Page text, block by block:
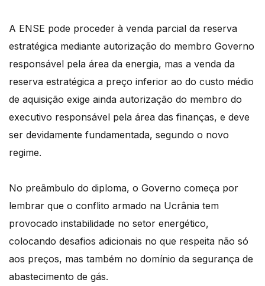
A ENSE pode proceder à venda parcial da reserva
estratégica mediante autorização do membro Governo
responsável pela área da energia, mas a venda da
reserva estratégica a preço inferior ao do custo médio
de aquisição exige ainda autorização do membro do
executivo responsável pela área das finanças, e deve
ser devidamente fundamentada, segundo o novo
regime.
No preâmbulo do diploma, o Governo começa por
lembrar que o conflito armado na Ucrânia tem
provocado instabilidade no setor energético,
colocando desafios adicionais no que respeita não só
aos preços, mas também no domínio da segurança de
abastecimento de gás.